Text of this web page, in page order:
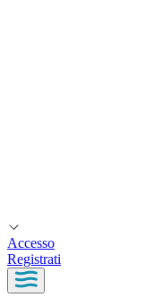
Accesso
Registrati